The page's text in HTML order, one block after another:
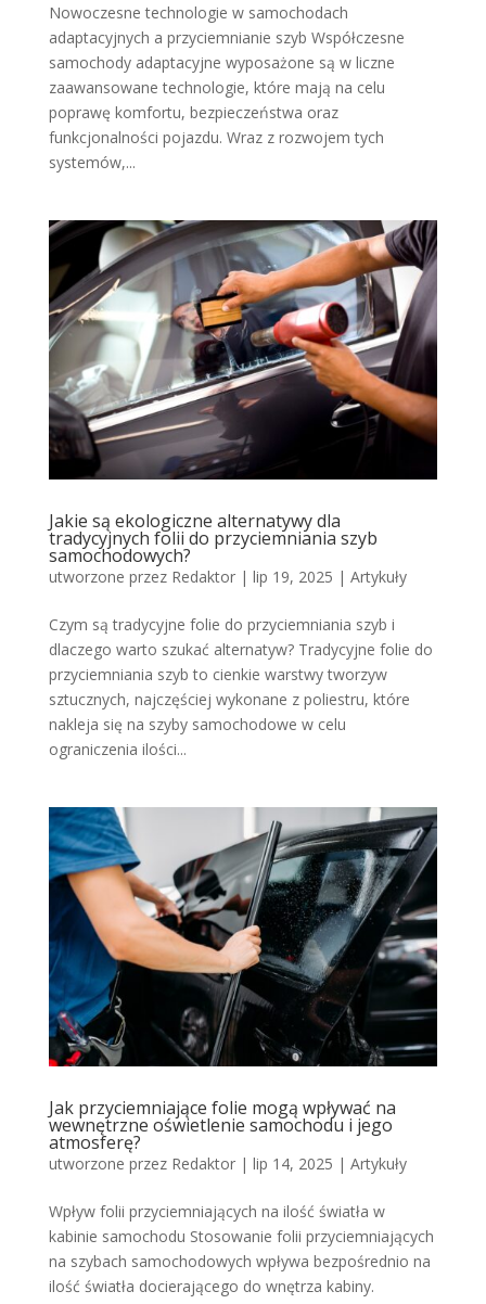
Nowoczesne technologie w samochodach
adaptacyjnych a przyciemnianie szyb Współczesne
samochody adaptacyjne wyposażone są w liczne
zaawansowane technologie, które mają na celu
poprawę komfortu, bezpieczeństwa oraz
funkcjonalności pojazdu. Wraz z rozwojem tych
systemów,...
Jakie są ekologiczne alternatywy dla
tradycyjnych folii do przyciemniania szyb
samochodowych?
utworzone przez Redaktor| lip 19, 2025 | Artykuły
Czym są tradycyjne folie do przyciemniania szyb i
dlaczego warto szukać alternatyw? Tradycyjne folie do
przyciemniania szyb to cienkie warstwy tworzyw
sztucznych, najczęściej wykonane z poliestru, które
nakleja się na szyby samochodowe w celu
ograniczenia ilości...
Jak przyciemniające folie mogą wpływać na
wewnętrzne oświetlenie samochodu i jego
atmosferę?
utworzone przez Redaktor| lip 14, 2025 | Artykuły
Wpływ folii przyciemniających na ilość światła w
kabinie samochodu Stosowanie folii przyciemniających
na szybach samochodowych wpływa bezpośrednio na
ilość światła docierającego do wnętrza kabiny.